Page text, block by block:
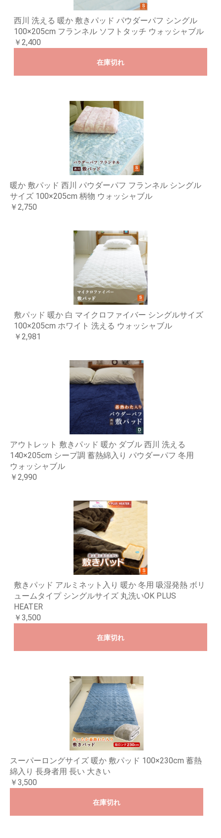
西川 洗える 暖か 敷きパッド パウダーパフ シングル
100×205cm フランネル ソフトタッチ ウォッシャブル
￥2,400
在庫切れ
暖か 敷パッド 西川 パウダーパフ フランネル シングル
サイズ 100×205cm 柄物 ウォッシャブル
￥2,750
敷パッド 暖か 白 マイクロファイバー シングルサイズ
100×205cm ホワイト 洗える ウォッシャブル
￥2,981
アウトレット 敷きパッド 暖か ダブル 西川 洗える
140×205cm シープ調 蓄熱綿入り パウダーパフ 冬用
ウォッシャブル
￥2,990
敷きパッド アルミネット入り 暖か 冬用 吸湿発熱 ボリ
ュームタイプ シングルサイズ 丸洗いOK PLUS
HEATER
￥3,500
在庫切れ
スーパーロングサイズ 暖か 敷パッド 100×230cm 蓄熱
綿入り 長身者用 長い 大きい
￥3,500
在庫切れ